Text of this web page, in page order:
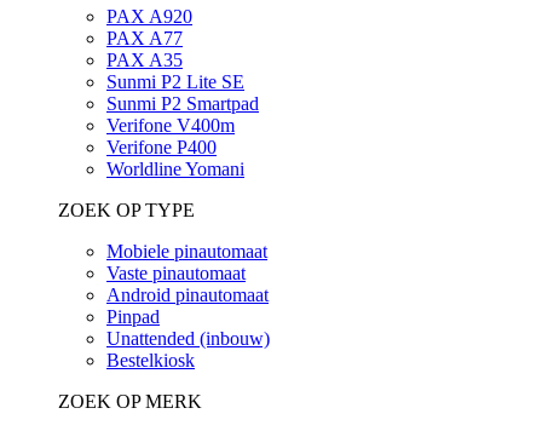
PAX A920
PAX A77
PAX A35
Sunmi P2 Lite SE
Sunmi P2 Smartpad
Verifone V400m
Verifone P400
Worldline Yomani
ZOEK OP TYPE
Mobiele pinautomaat
Vaste pinautomaat
Android pinautomaat
Pinpad
Unattended (inbouw)
Bestelkiosk
ZOEK OP MERK